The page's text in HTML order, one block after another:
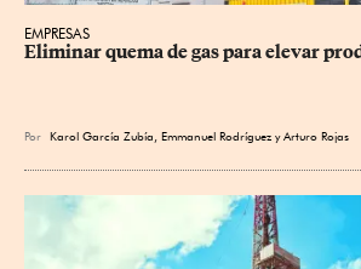
EMPRESAS
Eliminar quema de gas para elevar
Por Karol García Zubía, Emmanuel Rodríguez yArturo Rojas